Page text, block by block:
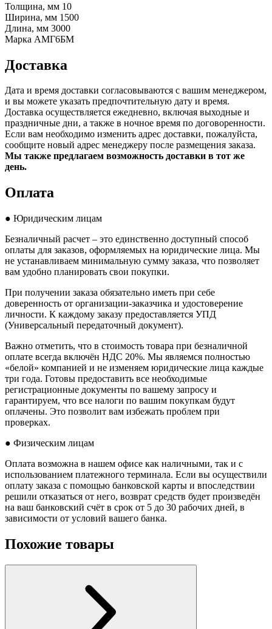
Толщина, мм 10
Ширина, мм 1500
Длина, мм 3000
Марка АМГ6БМ
Доставка
Дата и время доставки согласовываются с вашим менеджером,
и вы можете указать предпочтительную дату и время.
Доставка осуществляется ежедневно, включая выходные и
праздничные дни, а также в ночное время по договоренности.
Если вам необходимо изменить адрес доставки, пожалуйста,
сообщите новый адрес менеджеру после размещения заказа.
Мы также предлагаем возможность доставки в тот же
день.
Оплата
● Юридическим лицам
Безналичный расчет – это единственно доступный способ
оплаты для заказов, оформляемых на юридические лица. Мы
не устанавливаем минимальную сумму заказа, что позволяет
вам удобно планировать свои покупки.
При получении заказа обязательно иметь при себе
доверенность от организации-заказчика и удостоверение
личности. К каждому заказу предоставляется УПД
(Универсальный передаточный документ).
Важно отметить, что в стоимость товара при безналичной
оплате всегда включён НДС 20%. Мы являемся полностью
«белой» компанией и не изменяем юридические лица каждые
три года. Готовы предоставить все необходимые
регистрационные документы по вашему запросу и
гарантируем, что все налоги по вашим покупкам будут
оплачены. Это позволит вам избежать проблем при
проверках.
● Физическим лицам
Оплата возможна в нашем офисе как наличными, так и с
использованием платежного терминала. Если вы осуществили
оплату заказа с помощью банковской карты и впоследствии
решили отказаться от него, возврат средств будет произведён
на ваш банковский счёт в срок от 5 до 30 рабочих дней, в
зависимости от условий вашего банка.
Похожие товары